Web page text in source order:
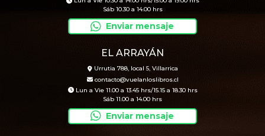
Sáb 10.30 a 14.00 hrs
Enviar mensaje
EL ARRAYÁN
Urrutia 788, local 5, Villarrica
contacto@vuelanloslibros.cl
Lun a Vie 11.00 a 13.45 hrs/15.15 a 18.30 hrs
Sáb 11.00 a 14.00 hrs
Enviar mensaje